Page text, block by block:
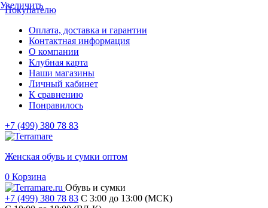
Покупателю
Оплата, доставка и гарантии
Контактная информация
О компании
Клубная карта
Наши магазины
Личный кабинет
К сравнению
Понравилось
+7 (499) 380 78 83
Женская обувь и сумки оптом
0 Корзина
Обувь и сумки
+7 (499) 380 78 83 С 3:00 до 13:00 (МСК)
Увеличить